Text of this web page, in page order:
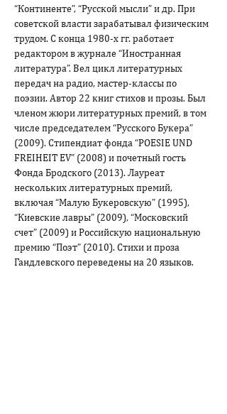
“Континенте”, “Русской мысли” и др. При
советской власти зарабатывал физическим
трудом. С конца 1980-х гг. работает
редактором в журнале “Иностранная
литература”. Вел цикл литературных
передач на радио, мастер-классы по
поэзии. Автор 22 книг стихов и прозы. Был
членом жюри литературных премий, в том
числе председателем “Русского Букера”
(2009). Стипендиат фонда “POESIE UND
FREIHEIT EV” (2008) и почетный гость
Фонда Бродского (2013). Лауреат
нескольких литературных премий,
включая “Малую Букеровскую” (1995),
“Киевские лавры” (2009), “Московский
счет” (2009) и Российскую национальную
премию “Поэт” (2010). Стихи и проза
Гандлевского переведены на 20 языков.